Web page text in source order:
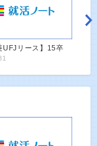
UFJリース】15卒